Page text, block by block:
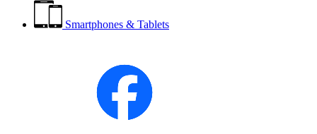
Smartphones & Tablets